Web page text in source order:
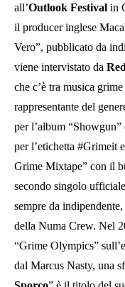
all’Outlook Festival in
il producer inglese
Vero”, pubblicato da
viene intervistato da
che c’è tra musica
rappresentante del
per l’album
per l’etichetta #Grimeit
Grime Mixtape” con il
secondo singolo
sempre da
della Numa Crew. Nel
“Grime Olympics”
dal Marcus Nasty, una